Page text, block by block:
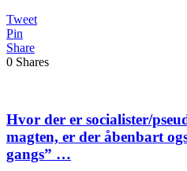
Tweet
Pin
Share
0 Shares
Hvor der er socialister/
magten, er der åbenbart
gangs” …